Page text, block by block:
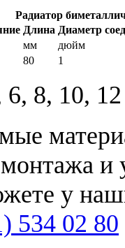
Радиатор
Длина Диаметр
мм
дюйм
80 1
8, 10,
и
у
534 02 80